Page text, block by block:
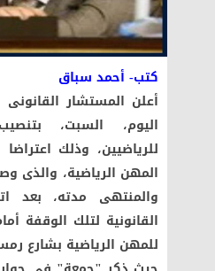
كتب- أحمد سباق
أعلن المستشار القانونى
اليوم، السبت،
للرياضيين، وذلك
المهن الرياضية، والذى
والمنتهى مدته، بعد
القانونية لتلك الوقفة
للمهن الرياضية بشارع